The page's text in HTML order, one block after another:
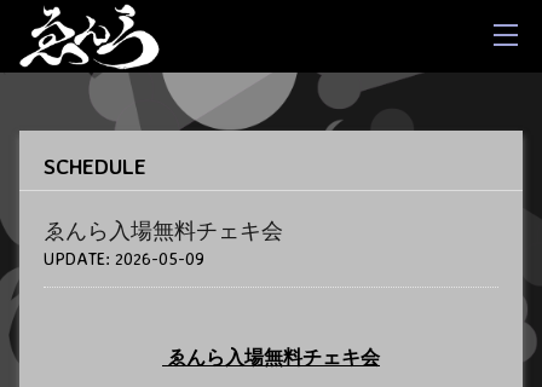
SCHEDULE
ゑんら入場無料チェキ会
UPDATE: 2026-05-09
ゑんら入場無料チェキ会